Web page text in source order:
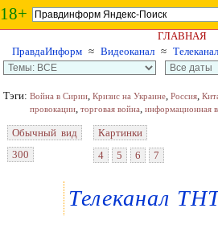
18+
ГЛАВНАЯ
ПравдаИнформ ≈ Видеоканал ≈
Тэги: Война в Сирии, Кризис на Украине, Россия,
провокации, торговая война, информационная
Обычный вид
300
Картинки
4
5 6 7
Телеканал